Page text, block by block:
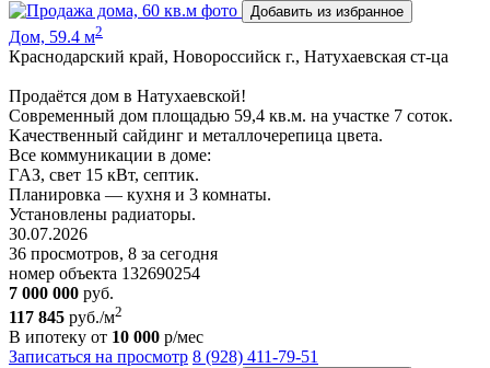
Добавить из избранное
Дом, 59.4 м2
Краснодарский край, Новороссийск г., Натухаевская ст-ца
Продаётся дом в Натухаевской!
Современный дом площадью 59,4 кв.м. на учaстке 7 соток.
Kачecтвенный сайдинг и металлочepeпица цветa.
Все коммуникации в доме:
ГAЗ, свет 15 кВт, септик.
Планировка — кухня и 3 комнаты.
Установлены радиаторы.
30.07.2026
36 просмотров, 8 за сегодня
номер объекта 132690254
7 000 000 руб.
117 845 руб./м2
В ипотеку от 10 000 р/мес
Записаться на просмотр 8 (928) 411-79-51